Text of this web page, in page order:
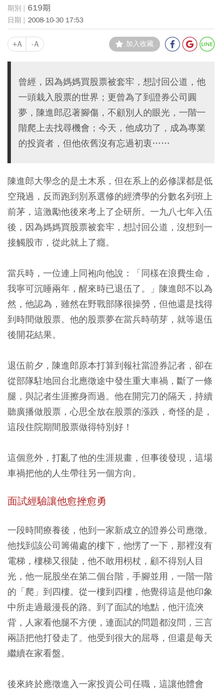
619期
2008-10-30 17:53
+A -A 加入收藏
曾經，因為媽媽買股票被套牢，想討回公道，他
一頭栽入股票的世界；更曾為了到證券公司圓
夢，陳進郎忍著腳傷，不顧別人的眼光，一階一
階爬上去找尋機會；今天，他成功了，成為專業
的投資者，但他依舊沒有忘過初衷……
陳進郎大學念的是土木系，但在系上的必修課都是低
空飛過，反而跑到別系選修的經濟學的分數名列班上
前茅，這激勵他後來考上了企研所。一九八七年入伍
後，因為媽媽買股票被套牢，想討回公道，沒想到一
接觸股市，從此就上了癮。
當兵時，一位連上同袍向他說：「同樣在浪費生命，
我寧可沉睡兩年，醒來時已退伍了。」陳進郎不以為
然，他認為，雖然在野戰部隊很操勞，但他還是找得
到時間做股票。他的股票夢在當兵時萌芽，就等退伍
後開花結果。
退伍前夕，陳進郎原本打算到報社當證券記者，卻在
從部隊駐地回台北應徵途中發生重大車禍，斷了一條
腿，與記者生涯擦身而過。他在開完刀的隔天，持續
聽廣播做股票，心思全放在股票的漲跌，奇怪的是，
這段住院期間股票做得特別好！
這個意外，打亂了他的生涯規畫，但事後發現，這場
車禍把他的人生帶往另一個方向。
面試經驗讓他愈挫愈勇
一段時間療養後，他到一家新成立的證券公司應徵。
他找到該公司籌備處的樓下，他愣了一下，那裡沒有
電梯，樓梯又很陡，他不敢用枴杖，顧不得別人目
光，他一屁股坐在第二個台階，手腳並用，一階一階
的「爬」到四樓。從一樓到四樓，他覺得這是他印象
中所走過最漫長的路。到了面試的地點，他汗流浹
背，人家看他腿不方便，連面試的問題都沒問，三言
兩語把他打發走了。他受到很大的屈辱，但還是每天
繼續在家看盤。
後來終於應徵進入一家投資公司任職，這讓他體會